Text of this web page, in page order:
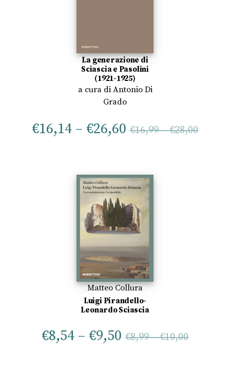
La generazione di
Sciascia e Pasolini
(1921-1925)
a cura di Antonio Di
Grado
€16,14 – €26,60 €16,99–€28,00
Matteo Collura
Luigi Pirandello-
Leonardo Sciascia
€8,54 – €9,50 €8,99–€10,00